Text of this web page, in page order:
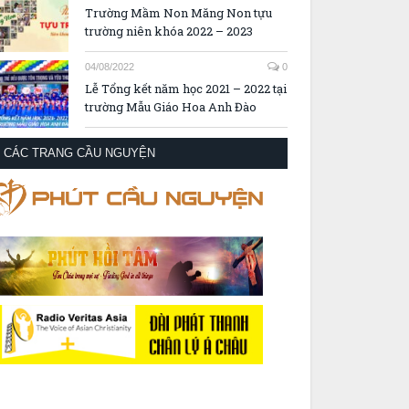
Trường Mầm Non Măng Non tựu
trường niên khóa 2022 – 2023
04/08/2022 0
Lễ Tổng kết năm học 2021 – 2022 tại
trường Mẫu Giáo Hoa Anh Đào
CÁC TRANG CẦU NGUYỆN